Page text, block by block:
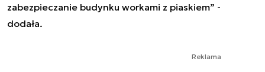
zabezpieczanie budynku workami z piaskiem” -
dodała.
Reklama